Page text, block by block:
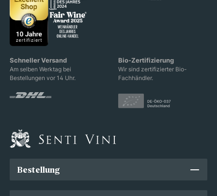
Schneller Versand
Am selben Werktag bei
Bestellungen vor 14 Uhr.
Bio-Zertifizierung
Wir sind zertifizierter Bio-
Fachhändler.
Bestellung